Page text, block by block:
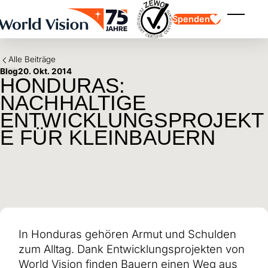
Spenden
Kinderpatenschaft
Kinderpatenschaft
Testament und Legat
Erdbeben Venezuela
Hilfe für Ukraine
Mittelverwendung
Jahresbericht und Finanzen
Asien
Lateinamerika
Alle Beiträge
Blog20. Okt. 2014
HONDURAS:
NACHHALTIGE
ENTWICKLUNGSPROJEKT
E FÜR KLEINBAUERN
In Honduras gehören Armut und Schulden
zum Alltag. Dank Entwicklungsprojekten von
World Vision finden Bauern einen Weg aus